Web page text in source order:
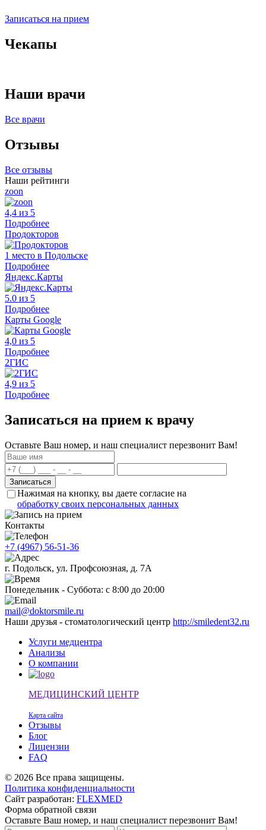
Записаться на прием
Чекапы
Наши врачи
Все врачи
Отзывы
Все отзывы
Наши рейтинги
zoon
4,4 из 5
Подробнее
Продокторов
1 место в Подольске
Подробнее
Яндекс.Карты
5.0 из 5
Подробнее
Карты Google
4,0 из 5
Подробнее
2ГИС
4,9 из 5
Подробнее
Записаться на прием к врачу
Оставьте Ваш номер, и наш специалист перезвонит Вам!
Нажимая на кнопку, вы даете согласие на
обработку своих персональных данных
Контакты
+7 (4967) 56-51-36
г. Подольск, ул. Профсоюзная, д. 7А
Понедельник - Суббота: с 8:00 до 20:00
mail@doktorsmile.ru
Наши друзья - стоматологический центр http://smiledent32.ru
Услуги медцентра
Анализы
О компании
МЕДИЦИНСКИЙ ЦЕНТР
Карта сайта
Отзывы
Блог
Лицензии
FAQ
© 2026 Все права защищены.
Политика конфиденциальности
Сайт разработан: FLEXMED
Форма обратной связи
Оставьте Ваш номер, и наш специалист перезвонит Вам!